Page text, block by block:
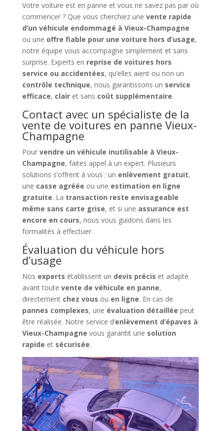
Votre voiture est en panne et vous ne savez pas par où
commencer ? Que vous cherchiez une vente rapide
d’un véhicule endommagé à Vieux-Champagne
ou une offre fiable pour une voiture hors d’usage,
notre équipe vous accompagne simplement et sans
surprise. Experts en reprise de voitures hors
service ou accidentées, qu’elles aient ou non un
contrôle technique, nous garantissons un service
efficace, clairet sans coût supplémentaire.
Contact avec un spécialiste de la
vente de voitures en panne Vieux-
Champagne
Pour vendre un véhicule inutilisable à Vieux-
Champagne, faites appel à un expert. Plusieurs
solutions s’offrent à vous : un enlèvement gratuit,
une casse agréée ou une estimation en ligne
gratuite. La transaction reste envisageable
même sans carte grise, et si une assurance est
encore en cours, nous vous guidons dans les
formalités à effectuer.
Évaluation du véhicule hors
d’usage
Nos experts établissent un devis précis et adapté
avant toute vente de véhicule en panne,
directement chez vous ou en ligne. En cas de
pannes complexes, une évaluation détaillée peut
être réalisée. Notre service d’enlèvement d’épaves à
Vieux-Champagne vous garantit une solution
rapide et sécurisée.